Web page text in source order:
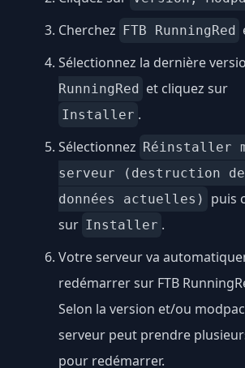
Cherchez
FTB RunningRed
Sélectionnez la dernière
RunningRed
et cliquez sur
Installer .
Sélectionnez Réinstaller
serveur (destruction
données actuelles)
puis
sur Installer .
Votre serveur va
redémarrer sur FTB
Selon la version et/ou
serveur peut prendre
pour redémarrer.